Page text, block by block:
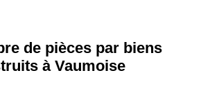
2 455 € 2 453 €
de pièces par biens
à Vaumoise